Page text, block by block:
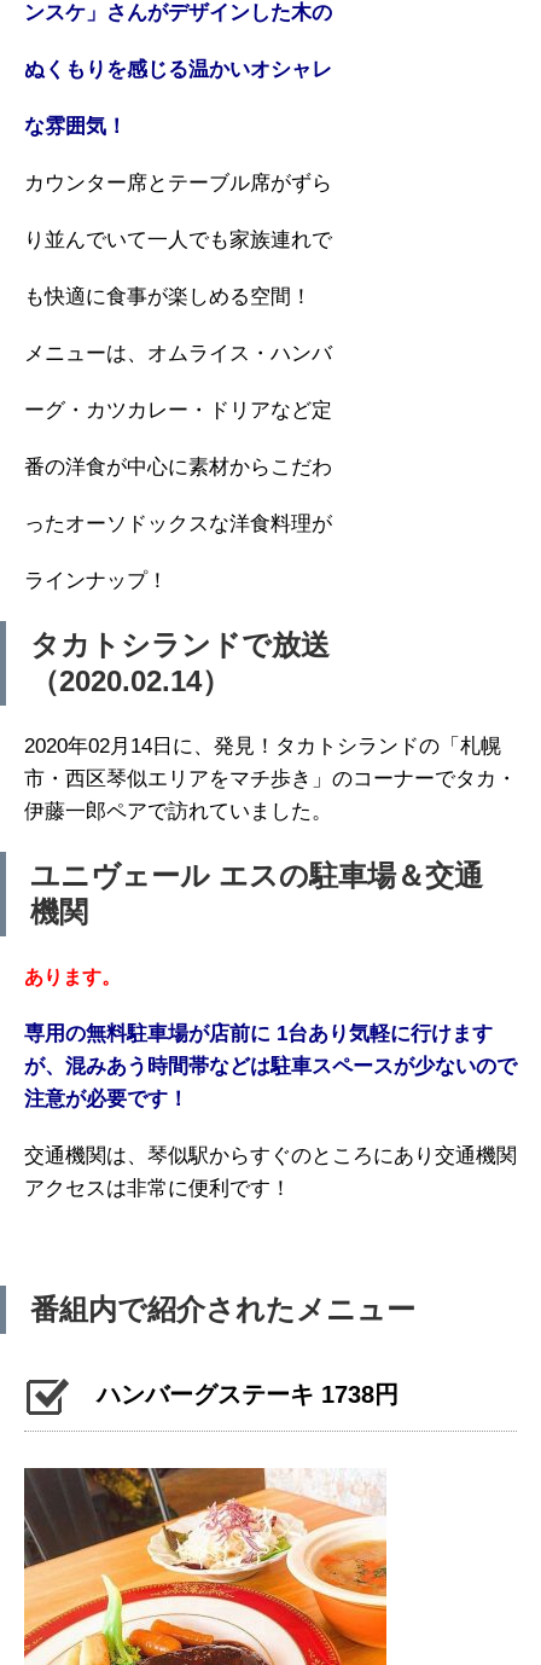
ンスケ」さんがデザインした木の
ぬくもりを感じる温かいオシャレ
な雰囲気！
カウンター席とテーブル席がずら
り並んでいて一人でも家族連れで
も快適に食事が楽しめる空間！
メニューは、オムライス・ハンバ
ーグ・カツカレー・ドリアなど定
番の洋食が中心に素材からこだわ
ったオーソドックスな洋食料理が
ラインナップ！
タカトシランドで放送
（2020.02.14）
2020年02月14日に、発見！タカトシランドの「札幌
市・西区琴似エリアをマチ歩き」のコーナーでタカ・
伊藤一郎ペアで訪れていました。
ユニヴェール エスの駐車場＆交通
機関
あります。
専用の無料駐車場が店前に 1台あり気軽に行けます
が、混みあう時間帯などは駐車スペースが少ないので
注意が必要です！
交通機関は、琴似駅からすぐのところにあり交通機関
アクセスは非常に便利です！
番組内で紹介されたメニュー
ハンバーグステーキ 1738円